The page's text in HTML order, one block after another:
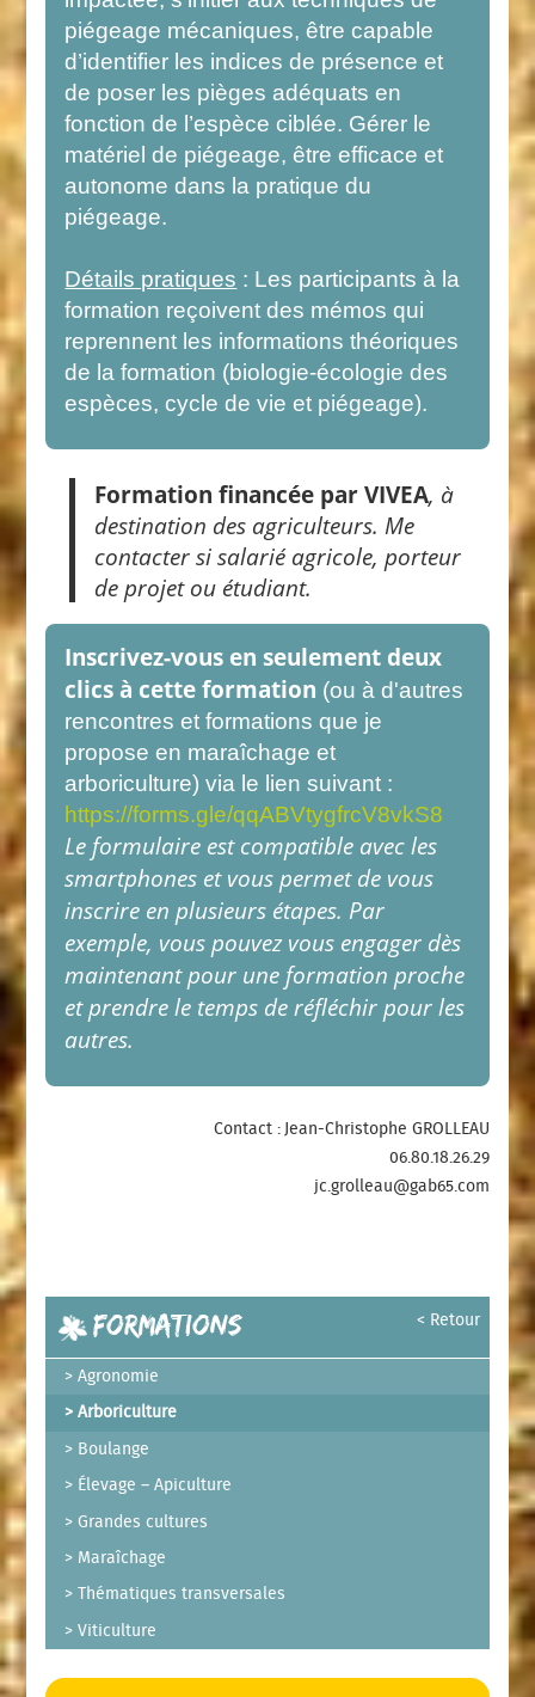
piégeage mécaniques, être capable
d’identifier les indices de présence et
de poser les pièges adéquats en
fonction de l’espèce ciblée. Gérer le
matériel de piégeage, être efficace et
autonome dans la pratique du
piégeage.
Détails pratiques : Les participants à la
formation reçoivent des mémos qui
reprennent les informations théoriques
de la formation (biologie-écologie des
espèces, cycle de vie et piégeage).
Formation financée par VIVEA, à
destination des agriculteurs. Me
contacter si salarié agricole, porteur
de projet ou étudiant.
Inscrivez-vous en seulement deux
clics à cette formation (ou à d'autres
rencontres et formations que je
propose en maraîchage et
arboriculture) via le lien suivant :
https://forms.gle/qqABVtygfrcV8vkS8
Le formulaire est compatible avec les
smartphones et vous permet de vous
inscrire en plusieurs étapes. Par
exemple, vous pouvez vous engager dès
maintenant pour une formation proche
et prendre le temps de réfléchir pour les
autres.
Contact : Jean-Christophe GROLLEAU
06.80.18.26.29
jc.grolleau@gab65.com
< Retour
Formations
Agronomie
Arboriculture
Boulange
Élevage – Apiculture
Grandes cultures
Maraîchage
Thématiques transversales
Viticulture